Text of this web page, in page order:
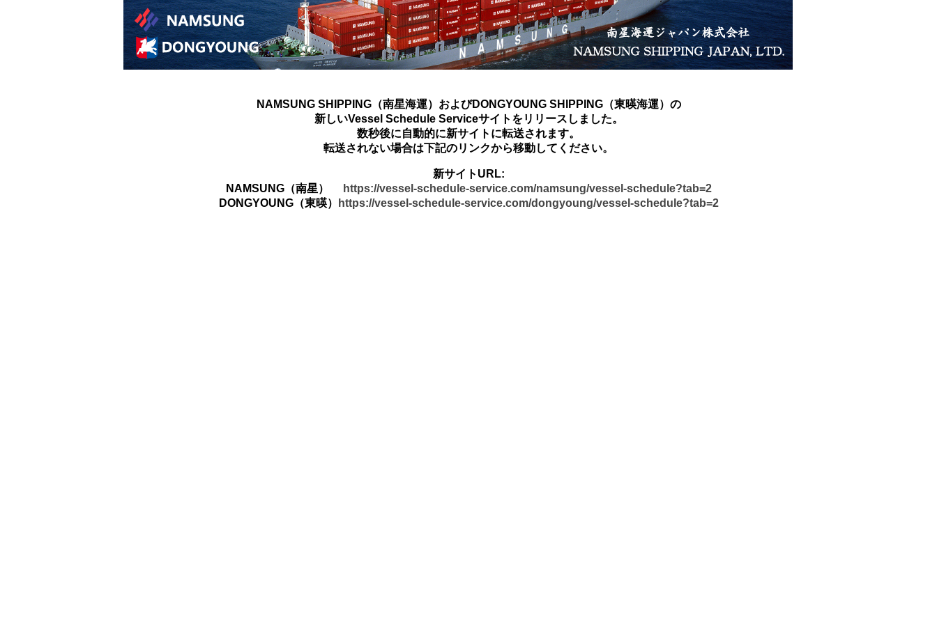
NAMSUNG SHIPPING（南星海運）およびDONGYOUNG SHIPPING（東暎海運）の
新しいVessel Schedule Serviceサイトをリリースしました。
数秒後に自動的に新サイトに転送されます。
転送されない場合は下記のリンクから移動してください。
新サイトURL:
NAMSUNG（南星）
https://vessel-schedule-service.com/namsung/vessel-schedule?tab=2
DONGYOUNG（東暎）
https://vessel-schedule-service.com/dongyoung/vessel-schedule?tab=2